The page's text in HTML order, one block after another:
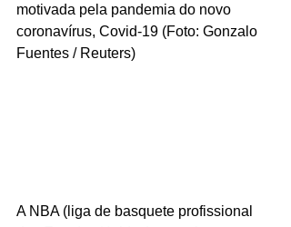
motivada pela pandemia do novo
coronavírus, Covid-19 (Foto: Gonzalo
Fuentes / Reuters)
A NBA (liga de basquete profissional